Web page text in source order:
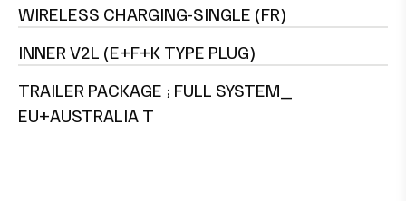
WIRELESS CHARGING-SINGLE (FR)
INNER V2L (E+F+K TYPE PLUG)
TRAILER PACKAGE ; FULL SYSTEM_
EU+AUSTRALIA T